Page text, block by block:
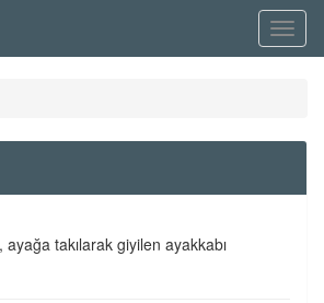
Menü
ayağa takılarak giyilen ayakkabı